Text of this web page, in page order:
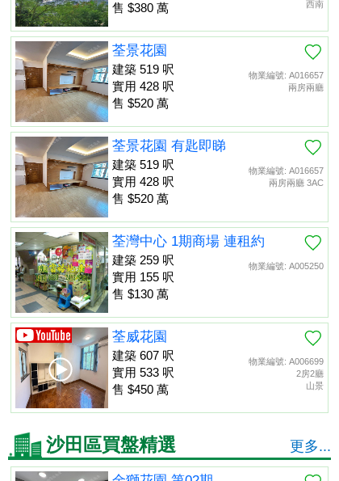
西南
售 $380 萬
物業編號: A016657
兩房兩廳
荃景花園
建築 519 呎
實用 428 呎
售 $520 萬
物業編號: A016657
兩房兩廳 3AC
荃景花園 有匙即睇
建築 519 呎
實用 428 呎
售 $520 萬
物業編號: A005250
荃灣中心 1期商場 連租約
建築 259 呎
實用 155 呎
售 $130 萬
物業編號: A006699
2房2廳
山景
荃威花園
建築 607 呎
實用 533 呎
售 $450 萬
沙田區買盤精選 更多...